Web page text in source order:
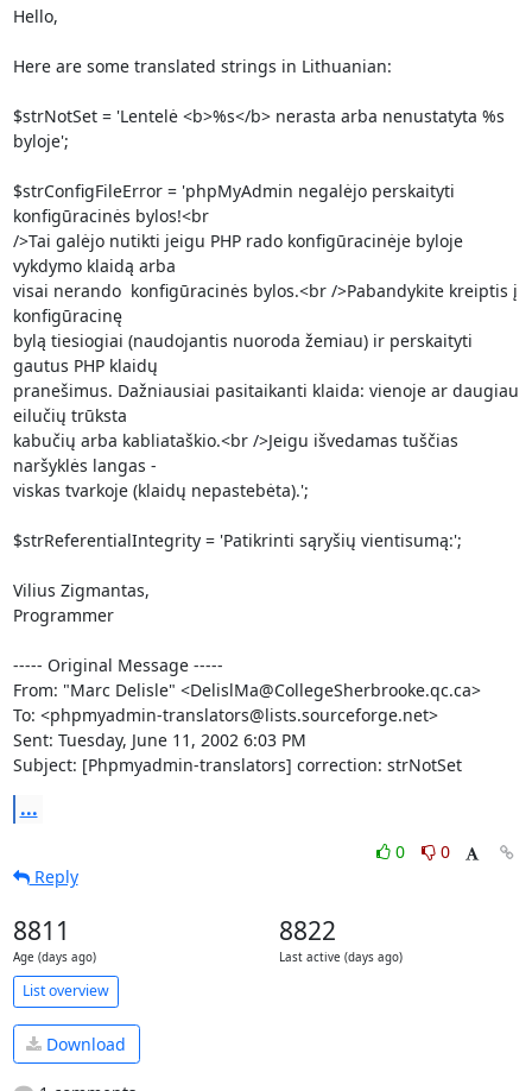
Hello,
Here are some translated strings in Lithuanian:
$strNotSet = 'Lentelė <b>%s</b> nerasta arba nenustatyta %s
byloje';
$strConfigFileError = 'phpMyAdmin negalėjo perskaityti
konfigūracinės bylos!<br
/>Tai galėjo nutikti jeigu PHP rado konfigūracinėje byloje
vykdymo klaidą arba
visai nerando  konfigūracinės bylos.<br />Pabandykite kreiptis į
konfigūracinę
bylą tiesiogiai (naudojantis nuoroda žemiau) ir perskaityti
gautus PHP klaidų
pranešimus. Dažniausiai pasitaikanti klaida: vienoje ar daugiau
eilučių trūksta
kabučių arba kabliataškio.<br />Jeigu išvedamas tuščias
naršyklės langas -
viskas tvarkoje (klaidų nepastebėta).';
$strReferentialIntegrity = 'Patikrinti sąryšių vientisumą:';
Vilius Zigmantas,
Programmer
----- Original Message -----
From: "Marc Delisle" <DelislMa@CollegeSherbrooke.qc.ca>
To: <phpmyadmin-translators@lists.sourceforge.net>
Sent: Tuesday, June 11, 2002 6:03 PM
Subject: [Phpmyadmin-translators] correction: strNotSet
...
0
0
Reply
8811
Age (days ago)
8822
Last active (days ago)
List overview
Download